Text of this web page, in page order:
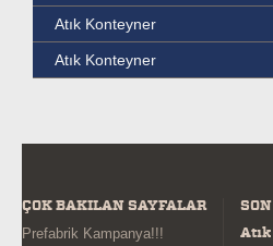
Atık Konteyner
Atık Konteyner
ÇOK BAKILAN SAYFALAR
Prefabrik Kampanya!!!